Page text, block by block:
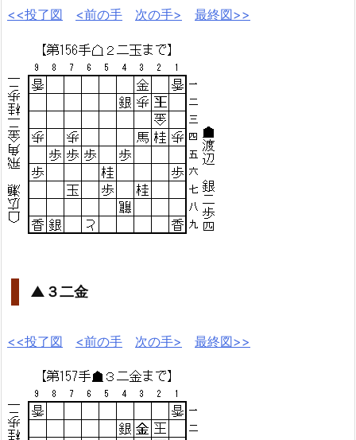
<<投了図 <前の手 次の手> 最終図>>
▲３二金
<<投了図 <前の手 次の手> 最終図>>